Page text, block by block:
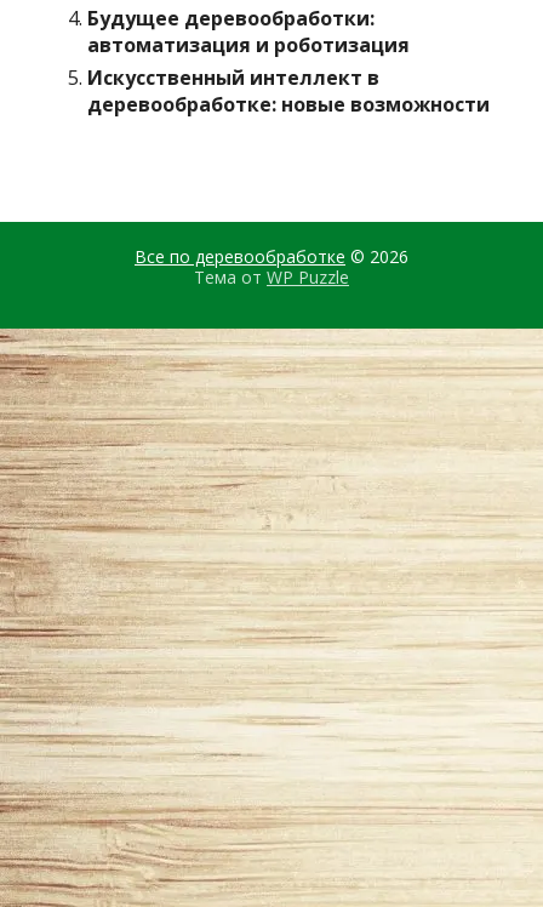
Будущее деревообработки:
автоматизация и роботизация
Искусственный интеллект в
деревообработке: новые возможности
Все по деревообработке © 2026
Тема от WP Puzzle